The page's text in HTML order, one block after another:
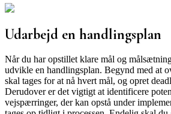
Udarbejd en handlingsplan
Når du har opstillet klare mål og
udvikle en handlingsplan. Begynd med at
skal tages for at nå hvert mål, og opret
Derudover er det vigtigt at identificere
vejspærringer, der kan opstå under